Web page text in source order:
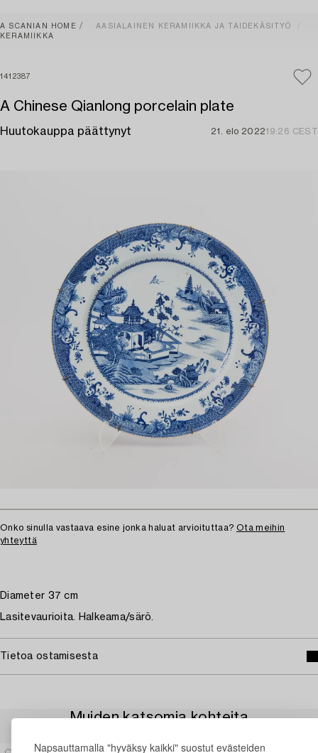
Napsauttamalla "hyväksy kaikki" suostut evästeiden
A SCANIAN HOME
AASIALAINEN KERAMIIKKA JA TAIDEKÄSITYÖ
KERAMIIKKA
1412387
A Chinese Qianlong porcelain plate
Huutokauppa päättynyt 21. elo 202219:26 CEST
Onko sinulla vastaava esine jonka haluat arvioituttaa? Ota meihin
yhteyttä
Diameter 37 cm
Lasitevaurioita. Halkeama/särö.
Tietoa ostamisesta
Muiden katsomia kohteita